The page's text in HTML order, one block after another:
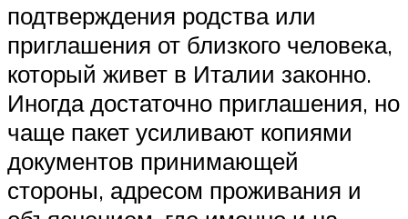
подтверждения родства или
приглашения от близкого человека,
который живет в Италии законно.
Иногда достаточно приглашения, но
чаще пакет усиливают копиями
документов принимающей
стороны, адресом проживания и